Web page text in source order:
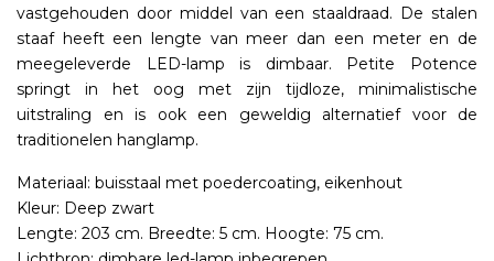
vastgehouden door middel van een staaldraad. De stalen
staaf heeft een lengte van meer dan een meter en de
meegeleverde LED-lamp is dimbaar. Petite Potence
springt in het oog met zijn tijdloze, minimalistische
uitstraling en is ook een geweldig alternatief voor de
traditionelen hanglamp.
Materiaal: buisstaal met poedercoating, eikenhout
Kleur: Deep zwart
Lengte: 203 cm. Breedte: 5 cm. Hoogte: 75 cm.